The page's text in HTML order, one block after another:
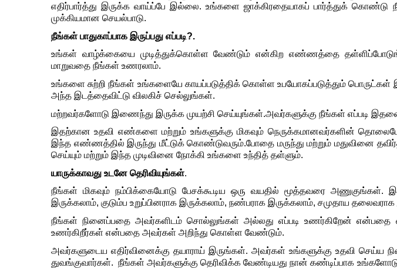
எதிர்பார்த்து இருக்க வாய்ப்பே இல்லை. உங்களை ஜாக்கிரதையாகப் பார்த்துக் கொண்டு
முக்கியமான செயல்பாடு.
நீங்கள் பாதுகாப்பாக இருப்பது எப்படி?.
உங்கள் வாழ்க்கையை முடித்துக்கொள்ள வேண்டும் என்கிற எண்ணத்தை
மாறுவதை நீங்கள் உணரலாம்.
உங்களை சுற்றி நீங்கள் உங்களையே காயப்படுத்திக் கொள்ள உபயோகப்படுத்தும் பொருட்கள்
அந்த இடத்தைவிட்டு விலகிச் செல்லுங்கள்.
மற்றவர்களோடு இணைந்து இருக்க முயற்சி செய்யுங்கள்.அவர்களுக்கு நீங்கள் எப்படி
இதற்கான உதவி எண்களை மற்றும் உங்களுக்கு மிகவும் நெருக்கமானவர்களின்
இந்த எண்ணத்தில் இருந்து மீட்டுக் கொண்டுவரும்.போதை மருந்து மற்றும் மதுவினை
செய்யும் மற்றும் இந்த முடிவினை நோக்கி உங்களை உந்தித் தள்ளும்.
யாருக்காவது உடனே தெரிவியுங்கள்.
நீங்கள் மிகவும் நம்பிக்கையோடு பேசக்கூடிய ஒரு வயதில் மூத்தவரை அணுகுங்கள்.
இருக்கலாம், குடும்ப உறுப்பினராக இருக்கலாம், நண்பராக இருக்கலாம், சமுதாய தலைவராக
நீங்கள் நினைப்பதை அவர்களிடம் சொல்லுங்கள் அல்லது எப்படி உணர்கிறேன் என்பதை
உணர்கிறீர்கள் என்பதை அவர்கள் அறிந்து கொள்ள வேண்டும்.
அவர்களுடைய எதிர்வினைக்கு தயாராய் இருங்கள். அவர்கள் உங்களுக்கு உதவி செய்ய
துவங்குவார்கள். நீங்கள் அவர்களுக்கு தெரிவிக்க வேண்டியது நான் கண்டிப்பாக